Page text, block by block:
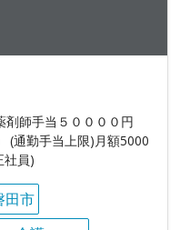
剤師手当５００００円
(通勤手当上限)月額5000
社員)
田市